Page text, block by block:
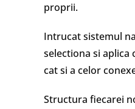
proprii.
Intrucat sistemul
selectiona si
cat si a celor
Structura fiecarei